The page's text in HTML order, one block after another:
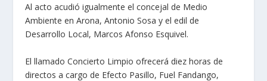
Al acto acudió igualmente el concejal de Medio
Ambiente en Arona, Antonio Sosa y el edil de
Desarrollo Local, Marcos Afonso Esquivel.
El llamado Concierto Limpio ofrecerá diez horas de
directos a cargo de Efecto Pasillo, Fuel Fandango,